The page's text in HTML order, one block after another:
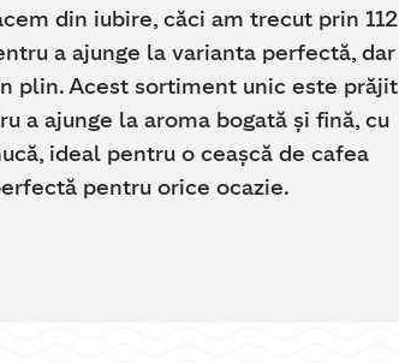
din iubire, căci am trecut prin 112
a ajunge la varianta perfectă, dar
plin. Acest sortiment unic este prăjit
a ajunge la aroma bogată și fină, cu
ideal pentru o ceașcă de cafea
pentru orice ocazie.